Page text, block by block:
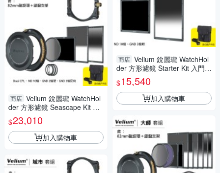
商店 Velium 銳麗瓏 WatchHol
der 方形濾鏡 Seascape Kit 海
景套組 含82mm磁旋環+錶盤支
架
$23,010
加入購物車
商店 Velium 銳麗瓏 WatchHol
der 方形濾鏡 Starter Kit 入門套
組 含82mm磁旋環+錶盤支架
$15,540
加入購物車